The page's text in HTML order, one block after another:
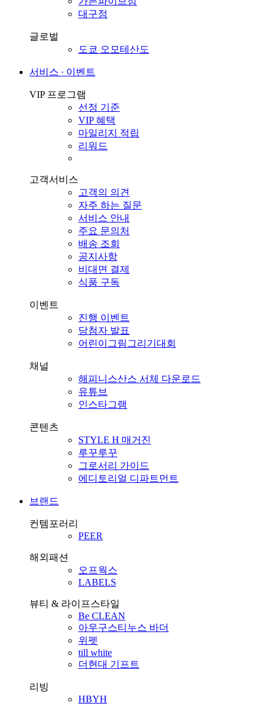
대구점
글로벌
도쿄 오모테산도
서비스 ∙ 이벤트
VIP 프로그램
선정 기준
VIP 혜택
마일리지 적립
리워드
고객서비스
고객의 의견
자주 하는 질문
서비스 안내
주요 문의처
배송 조회
공지사항
비대면 결제
식품 구독
이벤트
진행 이벤트
당첨자 발표
어린이그림그리기대회
채널
해피니스산스 서체 다운로드
유튜브
인스타그램
콘텐츠
STYLE H 매거진
루꾸루꾸
그로서리 가이드
에디토리얼 디파트먼트
브랜드
컨템포러리
PEER
해외패션
오프웍스
LABELS
뷰티 & 라이프스타일
Be CLEAN
아우구스티누스 바더
위펫
till white
더현대 기프트
리빙
HBYH